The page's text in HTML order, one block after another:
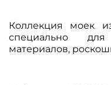
Коллекция моек
специально
материалов,